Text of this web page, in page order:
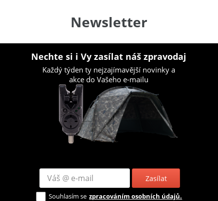
Newsletter
Nechte si i Vy zasílat náš zpravodaj
Každý týden ty nejzajímavější novinky a
akce do Vašeho e-mailu
Zasílat
Souhlasím se zpracováním osobních údajů.